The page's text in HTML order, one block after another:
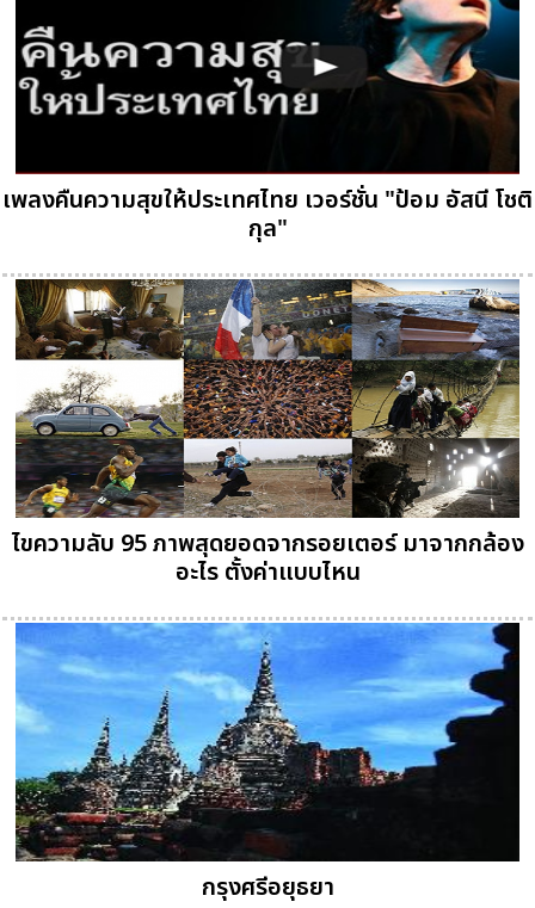
เพลงคืนความสุขให้ประเทศไทย เวอร์ชั่น "ป้อม อัสนี โชติ
กุล"
ไขความลับ 95 ภาพสุดยอดจากรอยเตอร์ มาจากกล้อง
อะไร ตั้งค่าแบบไหน
กรุงศรีอยุธยา